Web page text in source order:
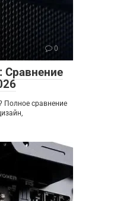
0
Сравнение
Полное сравнение